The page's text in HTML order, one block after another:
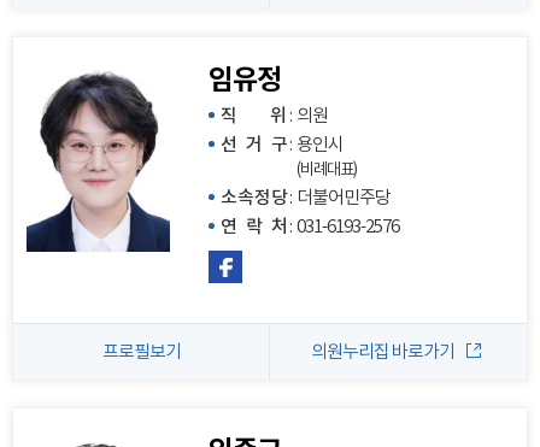
임유정
직 위
: 의원
선 거 구: 용인시
(비례대표)
소속정당: 더불어민주당
연 락 처 : 031-6193-2576
프로필보기 의원누리집 바로가기